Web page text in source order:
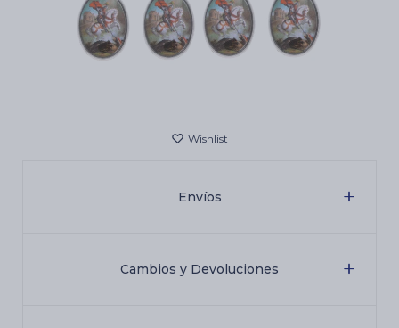
Envíos
Cambios y Devoluciones
Cartas de Tarot